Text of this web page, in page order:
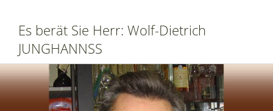
Es berät Sie Herr: Wolf-Dietrich
JUNGHANNSS